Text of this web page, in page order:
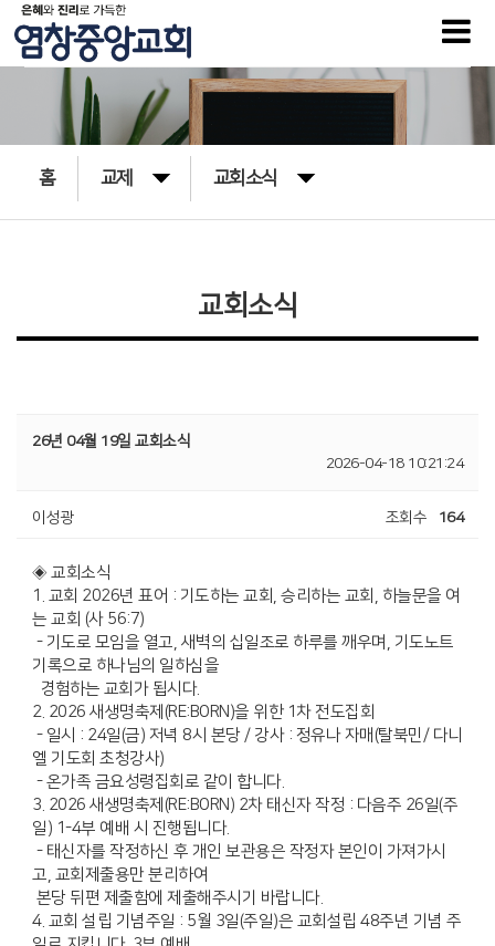
홈 교제 교회소식
교회소식
26년 04월 19일 교회소식
2026-04-18 10:21:24
이성광 조회수 164
◈ 교회소식
1. 교회 2026년 표어 : 기도하는 교회, 승리하는 교회, 하늘문을 여
는 교회 (사 56:7)
- 기도로 모임을 열고, 새벽의 십일조로 하루를 깨우며, 기도노트
기록으로 하나님의 일하심을
경험하는 교회가 됩시다.
2. 2026 새생명축제(RE:BORN)을 위한 1차 전도집회
- 일시 : 24일(금) 저녁 8시 본당 / 강사 : 정유나 자매(탈북민/ 다니
엘 기도회 초청강사)
- 온가족 금요성령집회로 같이 합니다.
3. 2026 새생명축제(RE:BORN) 2차 태신자 작정 : 다음주 26일(주
일) 1-4부 예배 시 진행됩니다.
- 태신자를 작정하신 후 개인 보관용은 작정자 본인이 가져가시
고, 교회제출용만 분리하여
본당 뒤편 제출함에 제출해주시기 바랍니다.
4. 교회 설립 기념주일 : 5월 3일(주일)은 교회설립 48주년 기념 주